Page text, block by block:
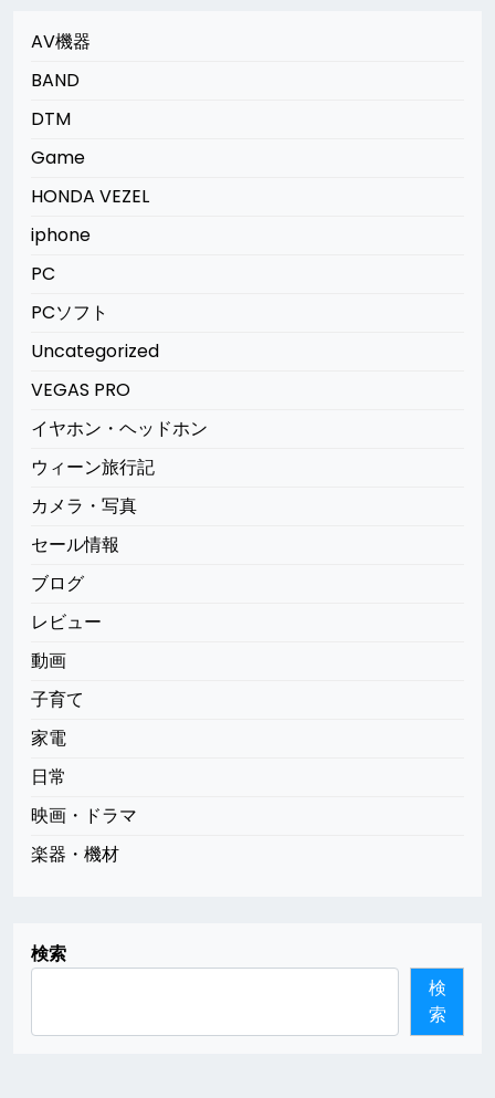
AV機器
BAND
DTM
Game
HONDA VEZEL
iphone
PC
PCソフト
Uncategorized
VEGAS PRO
イヤホン・ヘッドホン
ウィーン旅行記
カメラ・写真
セール情報
ブログ
レビュー
動画
子育て
家電
日常
映画・ドラマ
楽器・機材
検索
検
索